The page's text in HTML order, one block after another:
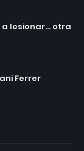
lesionar... otra
Ferrer